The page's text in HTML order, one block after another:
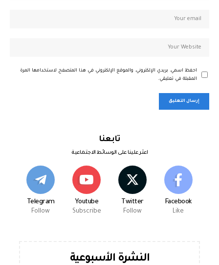
احفظ اسمي، بريدي الإلكتروني، والموقع الإلكتروني في هذا المتصفح لاستخدامها المرة
المقبلة في تعليقي.
تابعنا
اعثر علينا على الوسائط الاجتماعية
Facebook
Like
Twitter
Follow
Youtube
Subscribe
Telegram
Follow
النشرة الأسبوعية